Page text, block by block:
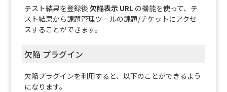
テスト結果を登録後 欠陥表示 URLの機能を使って、テ
スト結果から課題管理ツールの課題/チケットにアクセ
スすることができます。
欠陥 プラグイン
欠陥プラグインを利用すると、以下のことができるよう
になります。